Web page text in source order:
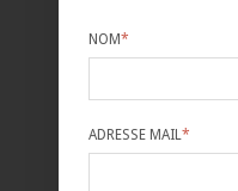
NOM*
ADRESSE MAIL*